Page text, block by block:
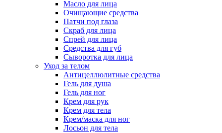
Масло для лица
Очищающие средства
Патчи под глаза
Скраб для лица
Спрей для лица
Средства для губ
Сыворотка для лица
Уход за телом
Антицеллюлитные средства
Гель для душа
Гель для ног
Крем для рук
Крем для тела
Крем/маска для ног
Лосьон для тела